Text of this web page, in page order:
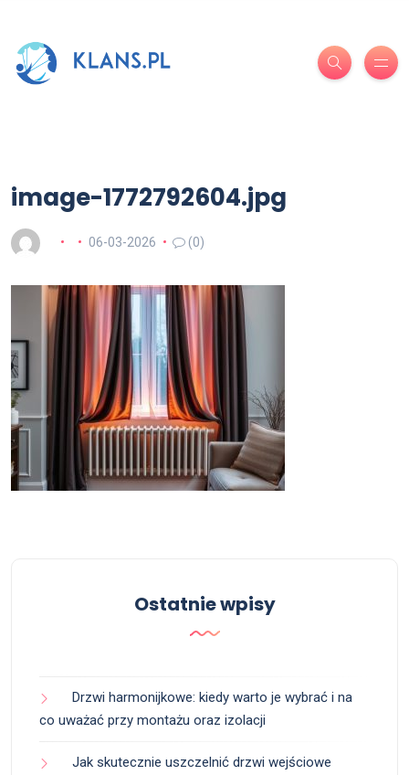
image-1772792604.jpg
06-03-2026 (0)
Ostatnie wpisy
Drzwi harmonijkowe: kiedy warto je wybrać i na
co uważać przy montażu oraz izolacji
Jak skutecznie uszczelnić drzwi wejściowe